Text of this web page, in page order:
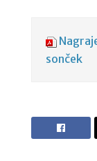
sonček